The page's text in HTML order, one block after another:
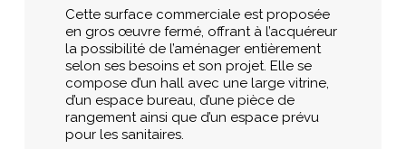
Cette surface commerciale est proposée
en gros œuvre fermé, offrant à l’acquéreur
la possibilité de l’aménager entièrement
selon ses besoins et son projet. Elle se
compose d’un hall avec une large vitrine,
d’un espace bureau, d’une pièce de
rangement ainsi que d’un espace prévu
pour les sanitaires.